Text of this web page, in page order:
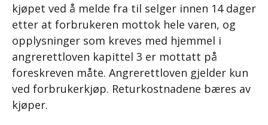
kjøpet ved å melde fra til selger innen 14 dager
etter at forbrukeren mottok hele varen, og
opplysninger som kreves med hjemmel i
angrerettloven kapittel 3 er mottatt på
foreskreven måte. Angrerettloven gjelder kun
ved forbrukerkjøp. Returkostnadene bæres av
kjøper.